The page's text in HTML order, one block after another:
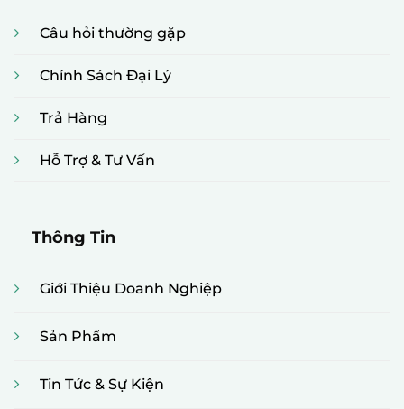
Câu hỏi thường gặp
Chính Sách Đại Lý
Trả Hàng
Hỗ Trợ & Tư Vấn
Thông Tin
Giới Thiệu Doanh Nghiệp
Sản Phẩm
Tin Tức & Sự Kiện